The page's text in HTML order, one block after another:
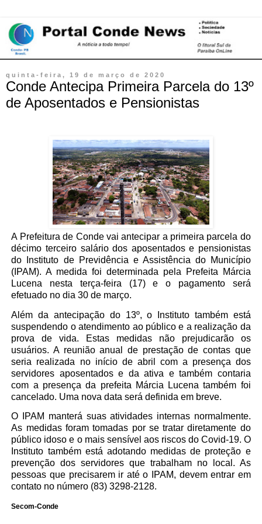
quinta-feira, 19 de março de 2020
Conde Antecipa Primeira Parcela do 13º
de Aposentados e Pensionistas
A Prefeitura de Conde vai antecipar a primeira parcela do
décimo terceiro salário dos aposentados e pensionistas
do Instituto de Previdência e Assistência do Município
(IPAM). A medida foi determinada pela Prefeita Márcia
Lucena nesta terça-feira (17) e o pagamento será
efetuado no dia 30 de março.
Além da antecipação do 13º, o Instituto também está
suspendendo o atendimento ao público e a realização da
prova de vida. Estas medidas não prejudicarão os
usuários. A reunião anual de prestação de contas que
seria realizada no início de abril com a presença dos
servidores aposentados e da ativa e também contaria
com a presença da prefeita Márcia Lucena também foi
cancelado. Uma nova data será definida em breve.
O IPAM manterá suas atividades internas normalmente.
As medidas foram tomadas por se tratar diretamente do
público idoso e o mais sensível aos riscos do Covid-19. O
Instituto também está adotando medidas de proteção e
prevenção dos servidores que trabalham no local. As
pessoas que precisarem ir até o IPAM, devem entrar em
contato no número (83) 3298-2128.
Secom-Conde